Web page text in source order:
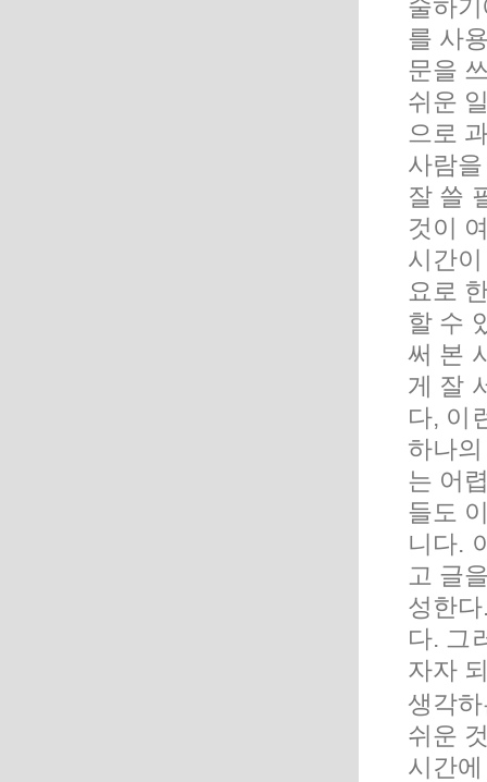
술하
를 사
문을
쉬운
으로
사람
잘 쓸
것이
시간
요로
할 수
써 본
게 잘
다, 이
하나
는 어
들도
니다.
고 글
성한
다. 그
자자
생각
쉬운
시간